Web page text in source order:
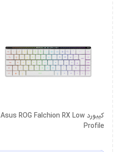
کیبورد Asus ROG Falchion RX Low
Profile